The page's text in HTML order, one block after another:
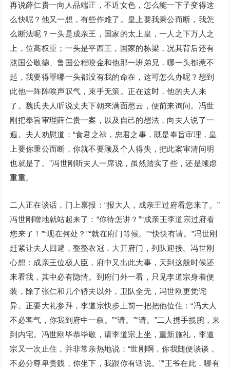
再说薛仁贵一向人品端正，不近女色，怎么能一下子变得这
么快呢？他又一想，有些作难了。皇上要我秉公而断，我怎
么断法呢？一头是成亲王，国家的太上皇，一人之下万人之
上，位高权重；一头是平西王，国家的栋梁，况其背后还有
熬国公敬德、鲁国公程咬金和他那一班弟兄，哪一头都惹不
起，我要得罪哪一头都没有我的命在，这可怎么办呢？想到
此他一阵阵唉声叹气，束手无策。正在这时，他的夫人来
了。魏氏夫人听说丈夫下朝来满面愁云，便前来询问。冯世
刚把奉旨审理薛仁贵一案，以及自己的想法，向夫人说了一
遍。夫人劝慰道：“食君之禄，忠君之事，既是奉旨审理，皇
上要你秉公而断，你就不要顾及个人得失，把此案审清问明
也就是了。”冯世刚听夫人一席说，虽然踏实了些，还是顾虑
重重。
二人正在谈话，门上禀报：“报大人，成亲王过府看您来了。”
冯世刚噌地就站起来了：“你待怎讲？”“成亲王李道宗过府看
您来了！”“现在何处？”“就在府门等候。”“快快有请。”冯世刚
赶紧让夫人回避，整整衣冠，大开府门，列队迎接。冯世刚
心想：成亲王位极人臣，府中又出此大事，天到这般时候还
来看我，其中必有隐情。到府门外一看，只见李道宗身着便
装，除了张仁和几个轿夫以外，卫队全无，冯世刚更觉诧
异。正要大礼参拜，李道宗快步上前一把把他位住：“冯大人
不必客气，你我到府中一叙。”“请。”“请。”二人携手揽腕，来
到内宅。冯世刚毕恭毕敬，请李道宗上坐，重新施礼，李道
宗又一次止住，并非常亲热地说：“世刚啊，你我随便谈谈，
不必分尊卑贵贱，你坐下，我跟你有话说。”“王爷在此，哪有